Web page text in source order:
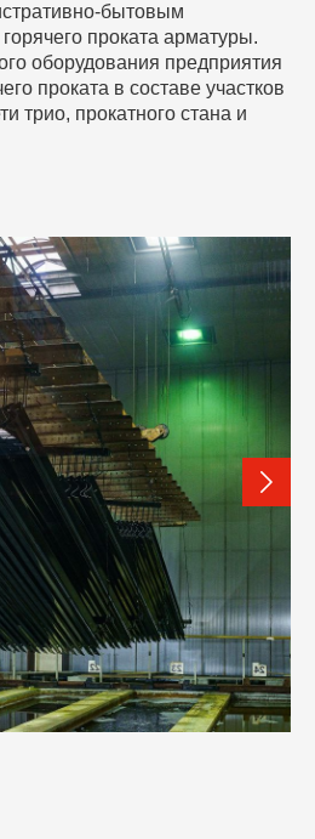
бытовым
проката арматуры.
оборудования предприятия
проката в составе участков
трио, прокатного стана и